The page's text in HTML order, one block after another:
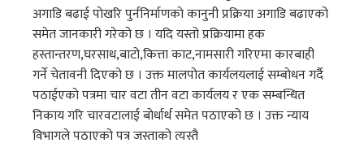
अगाडि बढाई पाेखरि पुर्ननिर्माणकाे कानुनी प्रक्रिया अगाडि बढाएको
समेत जानकारी गरेको छ । यदि यस्तो प्रक्रियामा हक
हस्तान्तरण,घरसाध,बाटो,कित्ता काट,नामसारी गरिएमा कारबाही
गर्ने चेतावनी दिएको छ । उक्त मालपोत कार्यलयलाई सम्बाेधन गर्दै
पठाईएकाे पत्रमा चार वटा तीन वटा कार्यलय र एक सम्बन्धित
निकाय गरि चारवटालाई बाेर्धार्थ समेत पठाएको छ । उक्त न्याय
विभागले पठाएको पत्र जस्ताको त्यस्तै